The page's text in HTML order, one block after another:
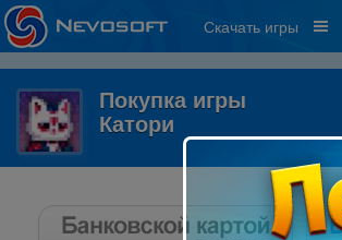
Скачать игры
Покупка игры
Катори